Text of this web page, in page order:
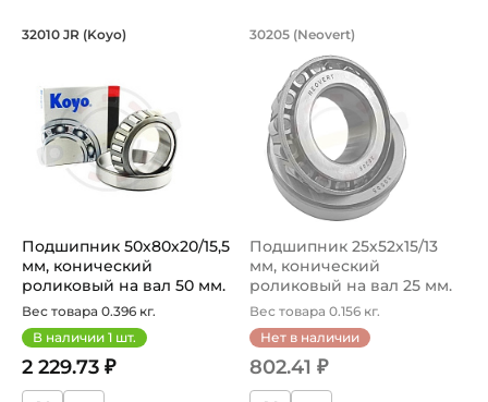
Подшипник 50х80х20/15,5 мм,
Подшипник HC 32010 JR Koyo конический роликовый
32010 JR (Koyo)
Подшипник 50х80х20/15,5
мм, конический
роликовый на вал 50 мм.
Артикул ...
Вес товара 0.396 кг.
В наличии 1 шт.
2 229.73 ₽
Подшипник
Подшипник 30205 Neovert
30205 (Neovert)
Подшипник 25х52х15/13
мм, конический
роликовый на вал 25 мм.
Артикул 30...
Вес товара 0.156 кг.
Нет в наличии
802.41 ₽